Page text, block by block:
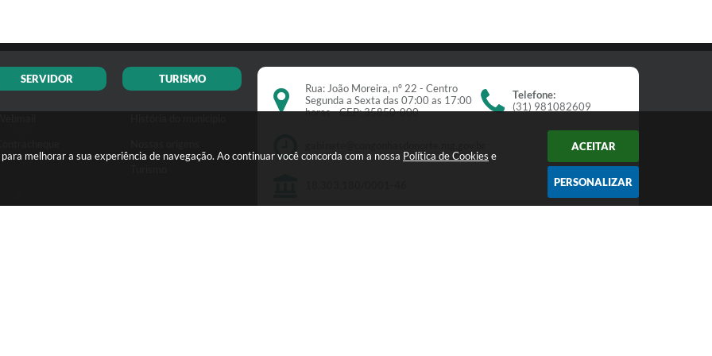
melhorar a sua experiência de navegação. Ao continuar você concorda com a nossa Política de Cookies e
ACEITAR
PERSONALIZAR
SERVIDOR TURISMO
Rua: João Moreira, nº 22 - Centro
Segunda a Sexta das 07:00 as 17:00
horas - CEP: 35850-000
Telefone:
(31) 981082609